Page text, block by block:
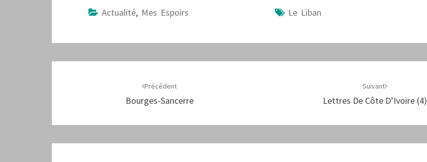
Actualité, Mes Espoirs Le Liban
Précédent
Bourges-Sancerre
Suivant
Lettres De Côte D’Ivoire (4)